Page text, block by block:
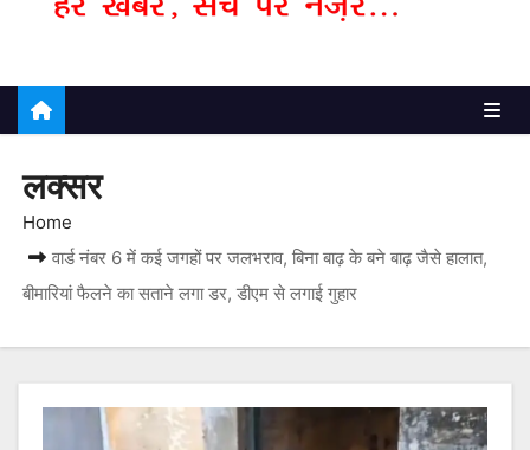
n
लक्सर
Home
वार्ड नंबर 6 में कई जगहों पर जलभराव, बिना बाढ़ के बने बाढ़ जैसे हालात,
बीमारियां फैलने का सताने लगा डर, डीएम से लगाई गुहार